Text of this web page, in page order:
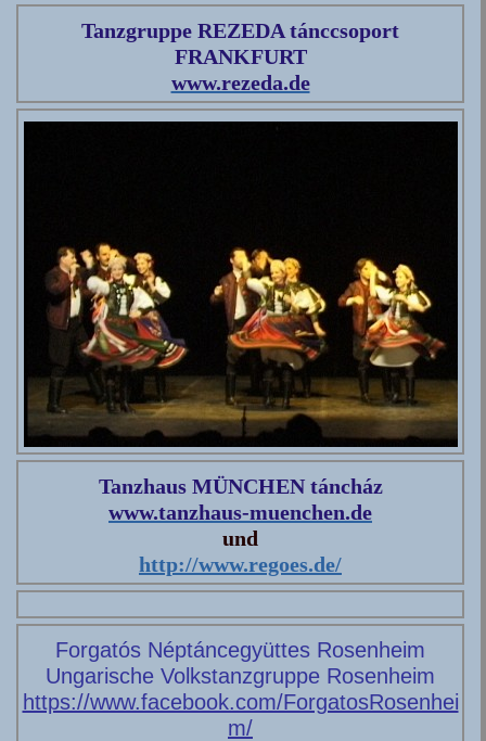
Tanzgruppe REZEDA tánccsoport
FRANKFURT
www.rezeda.de
Tanzhaus MÜNCHEN táncház
www.tanzhaus-muenchen.de
und
http://www.regoes.de/
Forgatós Néptáncegyüttes Rosenheim
Ungarische Volkstanzgruppe Rosenheim
https://www.facebook.com/ForgatosRosenhei
m/